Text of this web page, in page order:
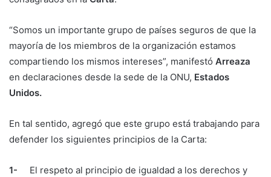
“Somos un importante grupo de países seguros de que la
mayoría de los miembros de la organización estamos
compartiendo los mismos intereses”, manifestó Arreaza
en declaraciones desde la sede de la ONU, Estados
Unidos.
En tal sentido, agregó que este grupo está trabajando para
defender los siguientes principios de la Carta:
1-
El respeto al principio de igualdad a los derechos y